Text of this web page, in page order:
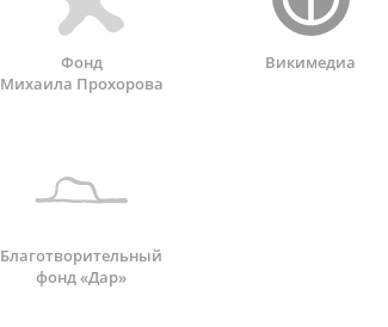
Фонд
Михаила Прохорова
Викимедиа
Благотворительный
фонд «Дар»